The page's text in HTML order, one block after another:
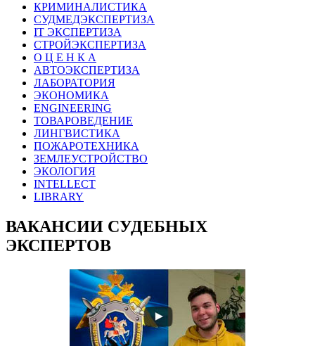
КРИМИНАЛИСТИКА
СУДМЕДЭКСПЕРТИЗА
IT ЭКСПЕРТИЗА
СТРОЙЭКСПЕРТИЗА
О Ц Е Н К А
АВТОЭКСПЕРТИЗА
ЛАБОРАТОРИЯ
ЭКОНОМИКА
ENGINEERING
ТОВАРОВЕДЕНИЕ
ЛИНГВИСТИКА
ПОЖАРОТЕХНИКА
ЗЕМЛЕУСТРОЙСТВО
ЭКОЛОГИЯ
INTELLECT
LIBRARY
ВАКАНСИИ СУДЕБНЫХ
ЭКСПЕРТОВ